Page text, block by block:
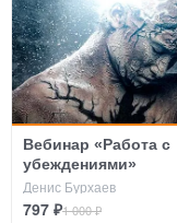
Вебинар «Работа с
убеждениями»
Денис Бурхаев
797 ₽1 000 ₽